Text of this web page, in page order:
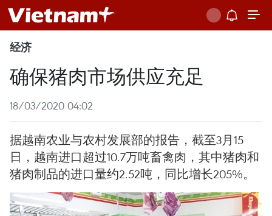
经济
确保猪肉市场供应充足
18/03/2020 04:02
据越南农业与农村发展部的报告，截至3月15
日，越南进口超过10.7万吨畜禽肉，其中猪肉和
猪肉制品的进口量约2.52吨，同比增长205%。